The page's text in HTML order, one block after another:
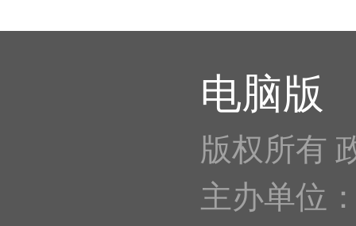
电脑版
版权所有
主办单位